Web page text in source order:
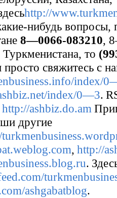
http://www.
нибудь
8—0066-083210,
Туркменистана, то
свяжитесь с
.info/index/
.net/index/0—3.
http://ashbiz.do.am
другие
turkmenbusiness.
.weblog.com, http://
.blog.ru.
.com/
com/ashgabatblog.